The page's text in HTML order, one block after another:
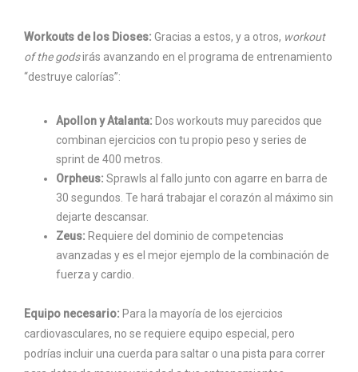
Workouts de los Dioses: Gracias a estos, y a otros, workout
of the godsirás avanzando en el programa de entrenamiento
“destruye calorías”:
Apollon y Atalanta: Dos workouts muy parecidos que
combinan ejercicios con tu propio peso y series de
sprint de 400 metros.
Orpheus: Sprawls al fallo junto con agarre en barra de
30 segundos. Te hará trabajar el corazón al máximo sin
dejarte descansar.
Zeus: Requiere del dominio de competencias
avanzadas y es el mejor ejemplo de la combinación de
fuerza y cardio.
Equipo necesario: Para la mayoría de los ejercicios
cardiovasculares, no se requiere equipo especial, pero
podrías incluir una cuerda para saltar o una pista para correr